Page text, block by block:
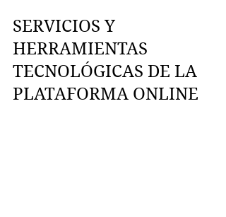
SERVICIOS Y
HERRAMIENTAS
TECNOLÓGICAS DE LA
PLATAFORMA ONLINE